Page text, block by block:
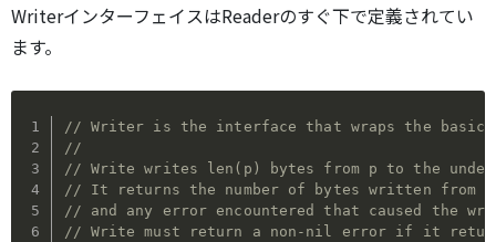
WriterインターフェイスはReaderのすぐ下で定義されてい
ます。
// Writer is the interface that wraps the basic
//
// Write writes len(p) bytes from p to the
// It returns the number of bytes written from
// and any error encountered that caused the
// Write must return a non-nil error if it